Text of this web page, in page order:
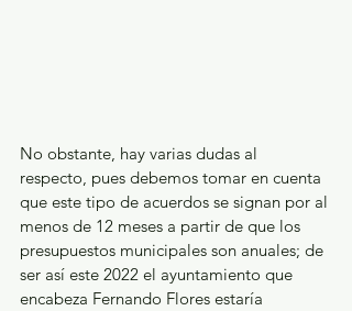
No obstante, hay varias dudas al
respecto, pues debemos tomar en cuenta
que este tipo de acuerdos se signan por al
menos de 12 meses a partir de que los
presupuestos municipales son anuales; de
ser así este 2022 el ayuntamiento que
encabeza Fernando Flores estaría